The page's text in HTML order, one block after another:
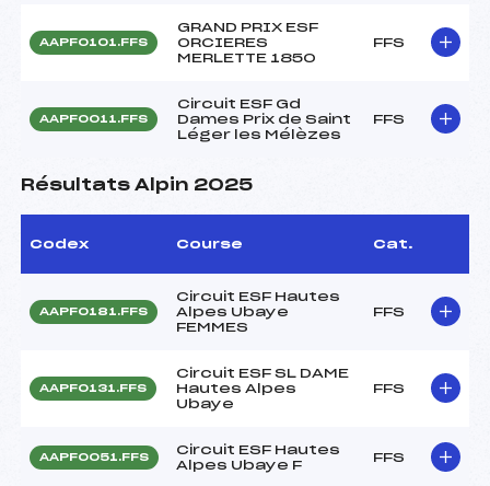
AAPF0101.FFS
GRAND PRIX ESF
ORCIERES
MERLETTE 1850
FFS
AAPF0011.FFS
Circuit ESF Gd
Dames Prix de Saint
Léger les Mélèzes
FFS
Résultats Alpin 2025
Codex Course Cat.
AAPF0181.FFS
Circuit ESF Hautes
Alpes Ubaye
FEMMES
FFS
AAPF0131.FFS
Circuit ESF SL DAME
Hautes Alpes
Ubaye
FFS
AAPF0051.FFS
Circuit ESF Hautes
Alpes Ubaye F
FFS